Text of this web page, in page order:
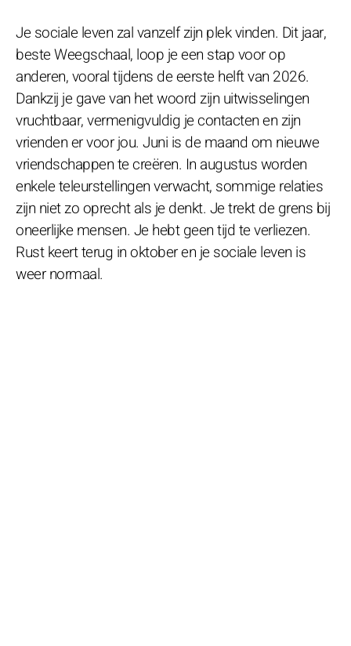
Je sociale leven zal vanzelf zijn plek vinden. Dit jaar,
beste Weegschaal, loop je een stap voor op
anderen, vooral tijdens de eerste helft van 2026.
Dankzij je gave van het woord zijn uitwisselingen
vruchtbaar, vermenigvuldig je contacten en zijn
vrienden er voor jou. Juni is de maand om nieuwe
vriendschappen te creëren. In augustus worden
enkele teleurstellingen verwacht, sommige relaties
zijn niet zo oprecht als je denkt. Je trekt de grens bij
oneerlijke mensen. Je hebt geen tijd te verliezen.
Rust keert terug in oktober en je sociale leven is
weer normaal.